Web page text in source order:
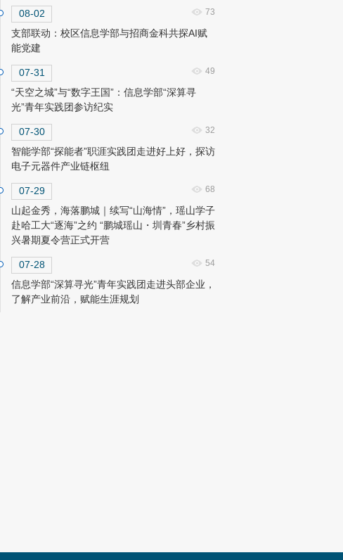
08-02 73
支部联动：校区信息学部与招商金科共探AI赋
能党建
07-31 49
“天空之城”与“数字王国”：信息学部“深算寻
光”青年实践团参访纪实
07-30 32
智能学部“探能者”职涯实践团走进好上好，探访
电子元器件产业链枢纽
07-29 68
山起金秀，海落鹏城｜续写“山海情”，瑶山学子
赴哈工大“逐海”之约 “鹏城瑶山・圳青春”乡村振
兴暑期夏令营正式开营
07-28 54
信息学部“深算寻光”青年实践团走进头部企业，
了解产业前沿，赋能生涯规划